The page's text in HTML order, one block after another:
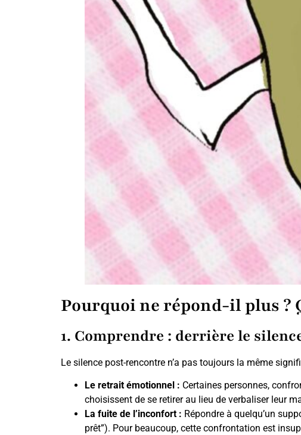
Pourquoi ne répond-il plus ?
1. Comprendre : derrière le
Le silence post-rencontre n’a pas toujours la même
Le retrait émotionnel : Certaines personnes,
choisissent de se retirer au lieu de verbaliser leur
La fuite de l’inconfort : Répondre à quelqu’un
prêt”). Pour beaucoup, cette confrontation est